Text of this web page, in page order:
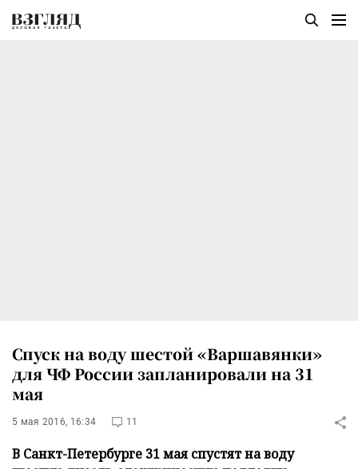
Спуск на воду шестой «Варшавянки»
для ЧФ России запланировали на 31
мая
5 мая 2016, 16:34 11
В Санкт-Петербурге 31 мая спустят на воду